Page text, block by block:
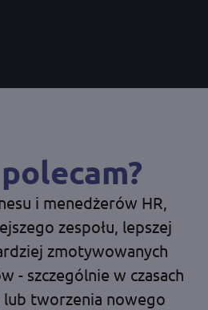
i menedżerów HR,
zespołu, lepszej
zmotywowanych
- szczególnie w czasach
tworzenia nowego